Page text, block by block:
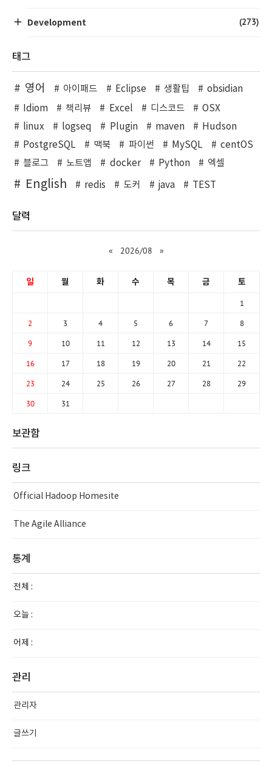
Development (273)
태그
영어 아이패드 Eclipse 생활팁
obsidian
Idiom
책리뷰 Excel 디스코드
OSX
linux
logseq Plugin maven
Hudson
PostgreSQL
맥북 파이썬 MySQL
centOS
블로그
노트앱 docker Python 엑셀
English redis 도커 java TEST
달력
« 2026/08 »
일 월 화 수 목 금 토
1
2 3 4 5 6 7 8
9 10 11 12 13 14 15
16 17 18 19 20 21 22
23 24 25 26 27 28 29
30 31
보관함
링크
Official Hadoop Homesite
The Agile Alliance
통계
전체 :
오늘 :
어제 :
관리
관리자
글쓰기